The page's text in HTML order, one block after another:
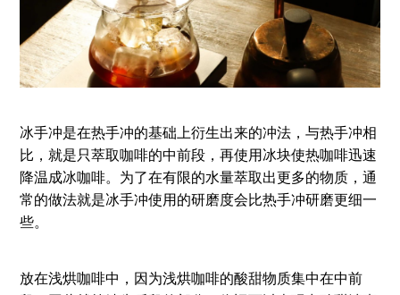
冰手冲是在热手冲的基础上衍生出来的冲法，与热手冲相
比，就是只萃取咖啡的中前段，再使用冰块使热咖啡迅速
降温成冰咖啡。为了在有限的水量萃取出更多的物质，通
常的做法就是冰手冲使用的研磨度会比热手冲研磨更细一
些。
放在浅烘咖啡中，因为浅烘咖啡的酸甜物质集中在中前